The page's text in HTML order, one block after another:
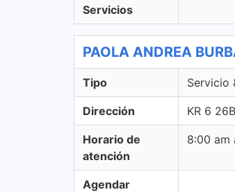
Servicios
PAOLA ANDREA
Tipo Servicio
Dirección KR 6
Horario de
atención
8:00 am
Agendar